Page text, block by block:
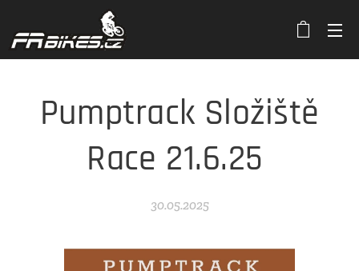
Pumptrack Složiště
Race 21.6.25
30.05.2025